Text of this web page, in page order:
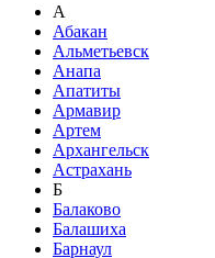
А
Абакан
Альметьевск
Анапа
Апатиты
Армавир
Артем
Архангельск
Астрахань
Б
Балаково
Балашиха
Барнаул